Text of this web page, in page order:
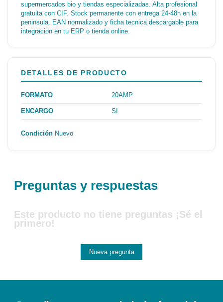
supermercados bio y tiendas especializadas. Alta profesional
gratuita con CIF. Stock permanente con entrega 24-48h en la
peninsula. EAN normalizado y ficha tecnica descargable para
integracion en tu ERP o tienda online.
DETALLES DE PRODUCTO
FORMATO 20AMP
ENCARGO SI
Condición Nuevo
Preguntas y respuestas
Este producto no tiene preguntas ¡Sé el
primero!
Nueva pregunta